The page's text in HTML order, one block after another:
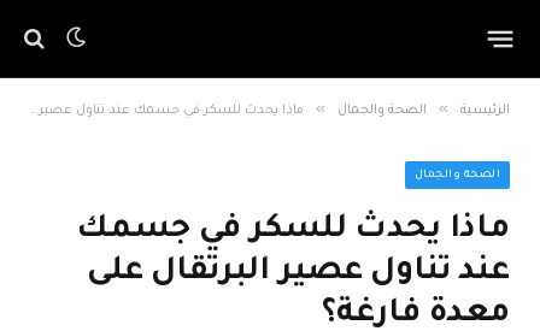
الرئيسية » الصحة والجمال » ماذا يحدث للسكر في جسمك عند تناول عصير البرتقال على معدة فارغة؟
الصحة والجمال
ماذا يحدث للسكر في جسمك
عند تناول عصير البرتقال على
معدة فارغة؟